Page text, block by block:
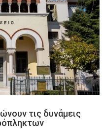
τις δυνάμεις